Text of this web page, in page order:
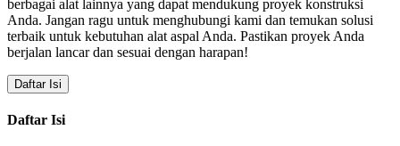
berbagai alat lainnya yang dapat mendukung proyek konstruksi
Anda. Jangan ragu untuk menghubungi kami dan temukan solusi
terbaik untuk kebutuhan alat aspal Anda. Pastikan proyek Anda
berjalan lancar dan sesuai dengan harapan!
Daftar Isi
Daftar Isi